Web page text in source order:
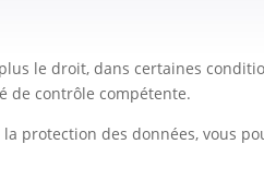
des informations sur
le droit, dans certaines
de contrôle compétente.
protection des données, vous